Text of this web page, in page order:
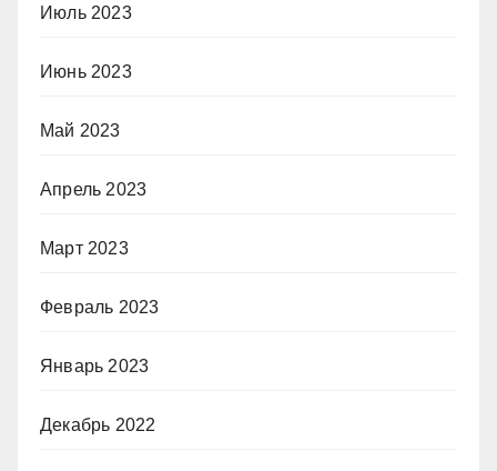
Июль 2023
Июнь 2023
Май 2023
Апрель 2023
Март 2023
Февраль 2023
Январь 2023
Декабрь 2022